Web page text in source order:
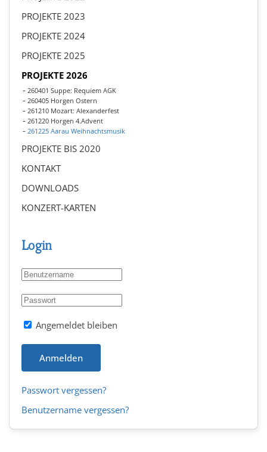
PROJEKTE 2023
PROJEKTE 2024
PROJEKTE 2025
PROJEKTE 2026
260401 Suppe: Requiem AGK
260405 Horgen Ostern
261210 Mozart: Alexanderfest
261220 Horgen 4.Advent
261225 Aarau Weihnachtsmusik
PROJEKTE BIS 2020
KONTAKT
DOWNLOADS
KONZERT-KARTEN
Login
Angemeldet bleiben
Anmelden
Passwort vergessen?
Benutzername vergessen?